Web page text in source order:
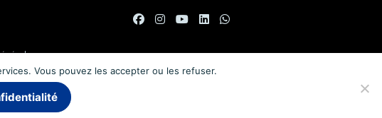
Vous pouvez les accepter ou les refuser.